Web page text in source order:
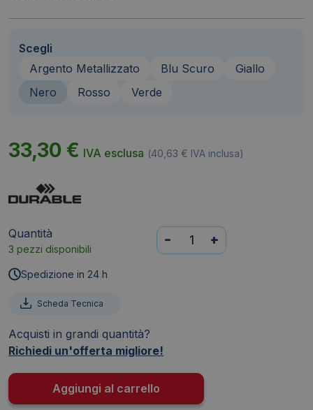
Scegli
Argento Metallizzato
Blu Scuro
Giallo
Nero
Rosso Verde
33,30 € IVA esclusa (40,63 € IVA inclusa)
Quantità
3 pezzi disponibili
Cornice
magnetica
cm
porta
avvisi
- +
Spedizione in 24 h
Scheda Tecnica
Acquisti in grandi quantità?
Richiedi un'offerta migliore!
Aggiungi al carrello